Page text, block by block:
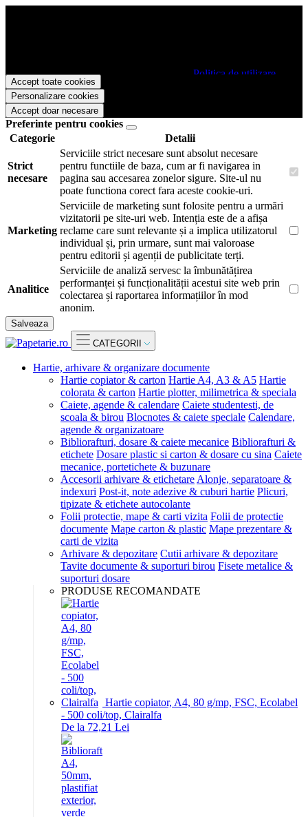
Papetarie.ro este necesar sa fiti de acord cu Politica de utilizare
cookie-uri.
Accept toate cookies
Personalizare cookies
Accept doar necesare
Preferinte pentru cookies
Categorie
Detalii
Strict
necesare
Serviciile strict necesare sunt absolut necesare
pentru functiile de baza, cum ar fi navigarea in
pagina sau accesarea zonelor sigure. Site-ul nu
poate functiona corect fara aceste cookie-uri.
Marketing
Serviciile de marketing sunt folosite pentru a urmări
vizitatorii pe site-uri web. Intenția este de a afișa
reclame care sunt relevante și a implica utilizatorul
individual și, prin urmare, sunt mai valoroase
pentru editorii și agenții de publicitate terți.
Analitice
Serviciile de analiză servesc la îmbunătățirea
performanței și funcționalității acestui site web prin
colectarea și raportarea informațiilor în mod
anonim.
Salveaza
CATEGORII
Hartie, arhivare & organizare documente
Hartie copiator & carton Hartie A4, A3 & A5 Hartie
colorata & carton Hartie plotter, milimetrica & speciala
Caiete, agende & calendare Caiete studentesti, de
scoala & birou Blocnotes & caiete speciale Calendare,
agende & organizatoare
Bibliorafturi, dosare & caiete mecanice Bibliorafturi &
etichete Dosare plastic si carton & dosare cu sina Caiete
mecanice, portetichete & buzunare
Accesorii arhivare & etichetare Alonje, separatoare &
indexuri Post-it, note adezive & cuburi hartie Plicuri,
tipizate & etichete autocolante
Folii protectie, mape & carti vizita Folii de protectie
documente Mape carton & plastic Mape prezentare &
carti de vizita
Arhivare & depozitare Cutii arhivare & depozitare
Tavite documente & suporturi birou Fisete metalice &
suporturi dosare
PRODUSE RECOMANDATE
Hartie copiator, A4, 80 g/mp, FSC, Ecolabel
- 500 coli/top, Clairalfa
De la 72,21 Lei